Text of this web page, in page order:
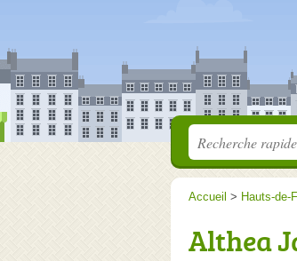
Accueil > Hauts-de-
Althea